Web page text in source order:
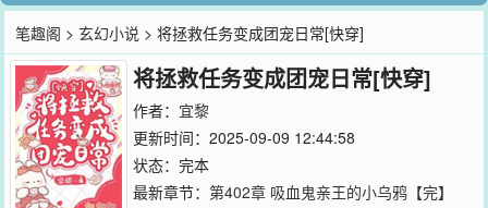
笔趣阁 >玄幻小说 > 将拯救任务变成团宠日常[快穿]
将拯救任务变成团宠日常[快穿]
作者： 宜黎
更新时间：2025-09-09 12:44:58
状态：完本
最新章节： 第402章 吸血鬼亲王的小乌鸦【完】